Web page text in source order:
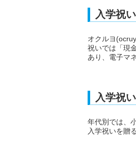
入学祝
オクルヨ
祝いでは「現
あり、電子マ
入学祝
年代別では、
入学祝いを贈